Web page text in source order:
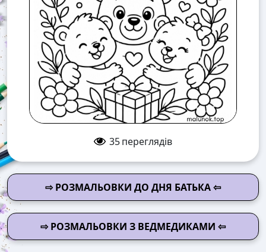
35переглядів
⇨ РОЗМАЛЬОВКИ ДО ДНЯ БАТЬКА ⇦
⇨ РОЗМАЛЬОВКИ З ВЕДМЕДИКАМИ ⇦